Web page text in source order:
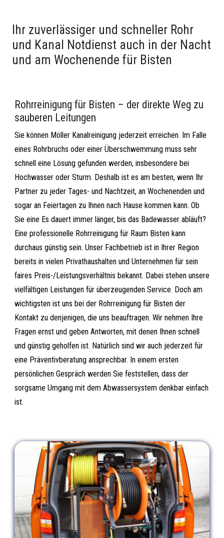
Ihr zuverlässiger und schneller Rohr
und Kanal Notdienst auch in der Nacht
und am Wochenende für Bisten
Rohrreinigung für Bisten – der direkte Weg zu
sauberen Leitungen
Sie können Möller Kanalreinigung jederzeit erreichen. Im Falle
eines Rohrbruchs oder einer Überschwemmung muss sehr
schnell eine Lösung gefunden werden, insbesondere bei
Hochwasser oder Sturm. Deshalb ist es am besten, wenn Ihr
Partner zu jeder Tages- und Nachtzeit, an Wochenenden und
sogar an Feiertagen zu Ihnen nach Hause kommen kann. Ob
Sie eine Es dauert immer länger, bis das Badewasser abläuft?
Eine professionelle Rohrreinigung für Raum Bisten kann
durchaus günstig sein. Unser Fachbetrieb ist in Ihrer Region
bereits in vielen Privathaushalten und Unternehmen für sein
faires Preis-/Leistungsverhältnis bekannt. Dabei stehen unsere
vielfältigen Leistungen für überzeugenden Service. Doch am
wichtigsten ist uns bei der Rohrreinigung für Bisten der
Kontakt zu denjenigen, die uns beauftragen. Wir nehmen Ihre
Fragen ernst und geben Antworten, mit denen Ihnen schnell
und günstig geholfen ist. Natürlich sind wir auch jederzeit für
eine Präventivberatung ansprechbar. In einem ersten
persönlichen Gespräch werden Sie feststellen, dass der
sorgsame Umgang mit dem Abwassersystem denkbar einfach
ist.